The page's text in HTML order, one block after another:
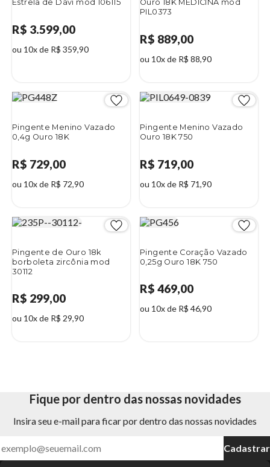
Estrela de Davi mod 106115
R$ 3.599,00
ou 10x de R$ 359,90
Ouro 18K MEDICINA mod
PIL0373
R$ 889,00
ou 10x de R$ 88,90
Pingente Menino Vazado
0,4g Ouro 18K
R$ 729,00
ou 10x de R$ 72,90
Pingente Menino Vazado
Ouro 18K 750
R$ 719,00
ou 10x de R$ 71,90
Pingente de Ouro 18k
borboleta zircônia mod
30112
R$ 299,00
ou 10x de R$ 29,90
Pingente Coração Vazado
0,25g Ouro 18K 750
R$ 469,00
ou 10x de R$ 46,90
Fique por dentro das nossas novidades
Insira seu e-mail para ficar por dentro das nossas novidades
Cadastrar